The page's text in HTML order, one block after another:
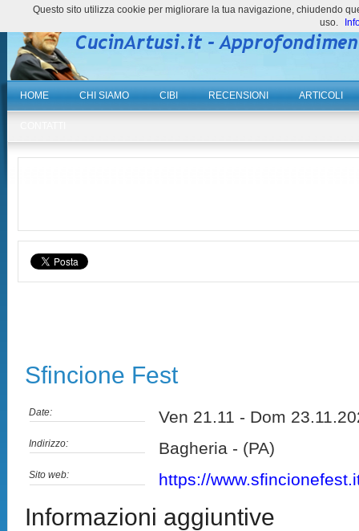
HOME CHI SIAMO CIBI RECENSIONI ARTICOLI
Sfincione Fest
Date: Ven 21.11 - Dom
Indirizzo: Bagheria - (PA)
Sito web: https://
Informazioni aggiuntive
Questo sito utilizza cookie per migliorare la tua navigazione, chiudendo
uso.